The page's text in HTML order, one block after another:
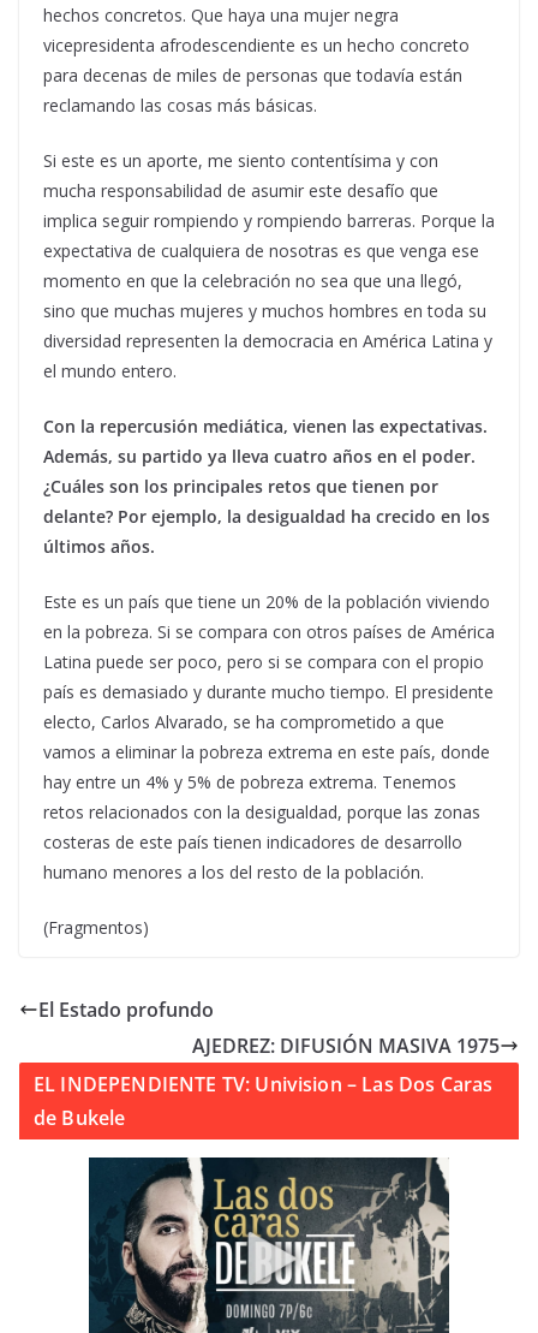
hechos concretos. Que haya una mujer negra
vicepresidenta afrodescendiente es un hecho concreto
para decenas de miles de personas que todavía están
reclamando las cosas más básicas.
Si este es un aporte, me siento contentísima y con
mucha responsabilidad de asumir este desafío que
implica seguir rompiendo y rompiendo barreras. Porque la
expectativa de cualquiera de nosotras es que venga ese
momento en que la celebración no sea que una llegó,
sino que muchas mujeres y muchos hombres en toda su
diversidad representen la democracia en América Latina y
el mundo entero.
Con la repercusión mediática, vienen las expectativas.
Además, su partido ya lleva cuatro años en el poder.
¿Cuáles son los principales retos que tienen por
delante? Por ejemplo, la desigualdad ha crecido en los
últimos años.
Este es un país que tiene un 20% de la población viviendo
en la pobreza. Si se compara con otros países de América
Latina puede ser poco, pero si se compara con el propio
país es demasiado y durante mucho tiempo. El presidente
electo, Carlos Alvarado, se ha comprometido a que
vamos a eliminar la pobreza extrema en este país, donde
hay entre un 4% y 5% de pobreza extrema. Tenemos
retos relacionados con la desigualdad, porque las zonas
costeras de este país tienen indicadores de desarrollo
humano menores a los del resto de la población.
(Fragmentos)
El Estado profundo
AJEDREZ: DIFUSIÓN MASIVA 1975
EL INDEPENDIENTE TV: Univision – Las Dos Caras
de Bukele